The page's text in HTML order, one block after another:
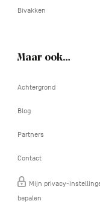
Bivakken
Maar ook…
Achtergrond
Blog
Partners
Contact
Mijn privacy-
bepalen